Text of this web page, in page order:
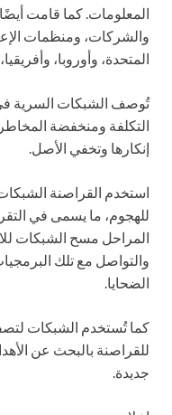
المعلومات. كما قامت
والشركات، ومنظمات
المتحدة، وأوروبا،
تُوصف الشبكات السرية في
التكلفة ومنخفضة
إنكارها وتخفي الأصل.
استخدم القراصنة
للهجوم، ما يسمى في
المراحل مسح الشبكات
والتواصل مع تلك
الضحايا.
كما تُستخدم الشبكات
للقراصنة بالبحث عن
جديدة.